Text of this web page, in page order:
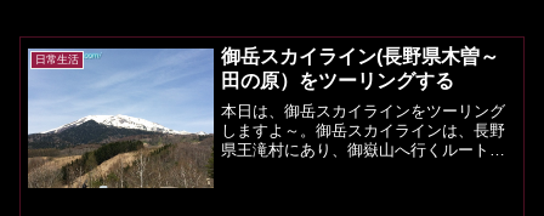
日常生活
御岳スカイライン(長野県木曽～
田の原）をツーリングする
本日は、御岳スカイラインをツーリング
しますよ～。御岳スカイラインは、長野
県王滝村にあり、御嶽山へ行くルートと